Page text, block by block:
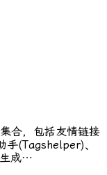
合，包括友情链接
(Tagshelper)、
成…